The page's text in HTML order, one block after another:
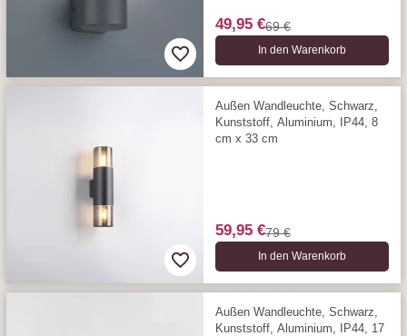
49,95 €69 €
In den Warenkorb
Außen Wandleuchte, Schwarz,
Kunststoff, Aluminium, IP44, 8
cm x 33 cm
59,95 €79 €
In den Warenkorb
Außen Wandleuchte, Schwarz,
Kunststoff, Aluminium, IP44, 17